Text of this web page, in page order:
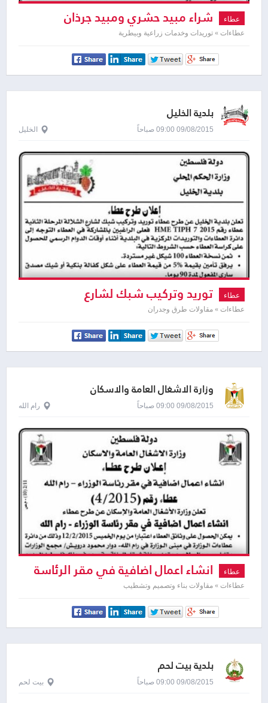
عطاء شراء مبيد حشري ومبيد جرذان
عطاءات » توريدات وخدمات زراعية وبيطرية
بلدية الخليل
09/08/2015 09:00 صباحاً الخليل
عطاء توريد وتركيب شبك لشارع
عطاءات » مقاولات طرق وجدران
وزارة الاشغال العامة والاسكان
09/08/2015 09:00 صباحاً رام الله
عطاء انشاء اعمال اضافية في مقر الرئاسة
عطاءات » مقاولات بناء وتصميم وتشطيب
بلدية بيت لحم
09/08/2015 09:00 صباحاً بيت لحم